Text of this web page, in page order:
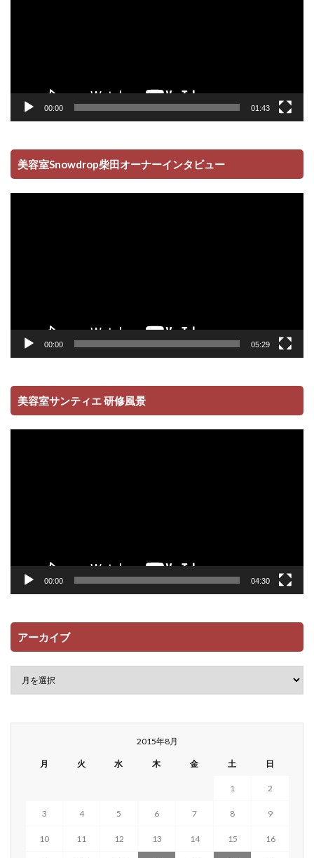
00:00 01:43
美容室Snowdrop柴田オーナーインタビュー
動
00:00 05:29
美容室サンティエ 研修風景
動
00:00 04:30
アーカイブ
2015年8月
月 火 水 木 金 土 日
1 2
3 4 5 6 7 8 9
10 11 12 13 14 15 16